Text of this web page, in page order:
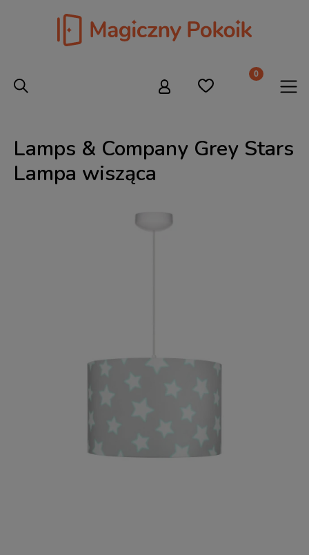
Lamps & Company Grey Stars
Lampa wisząca